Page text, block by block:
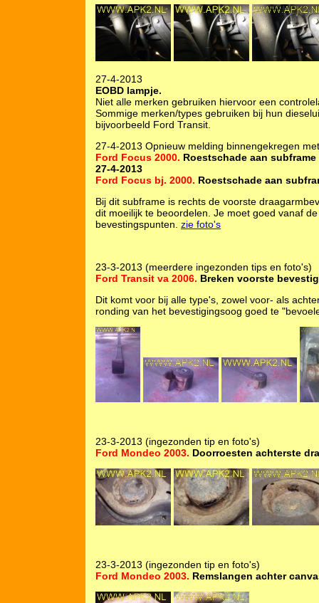
27-4-2013
EOBD lampje.
Niet alle merken gebruiken hiervoor een
Sommige merken/types gebruiken bij hun
bijvoorbeeld Ford Transit.
27-4-2013 Opnieuw melding binnengekregen
Ford Focus 2000. Roestschade aan
27-4-2013
Ford Focus bj. 2000. Roestschade aan
Bij dit subframe is rechts de voorste
dit moeilijk te beoordelen. Je moet goed vanaf
bevestingspunten. zie foto's
23-3-2013 (meerdere ingezonden tips en foto's)
Ford Transit va 2006. Breken voorste
Dit komt voor bij alle type's, zowel voor- als
ronding van het bevestigingsoog goed te
23-3-2013 (ingezonden tip en foto's)
Ford Mondeo 2003. Doorroesten achterste
23-3-2013 (ingezonden tip en foto's)
Ford Mondeo 2003. Remslangen achter